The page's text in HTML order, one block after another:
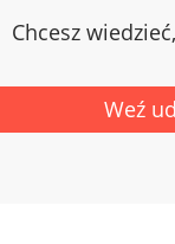
Chcesz
Weź